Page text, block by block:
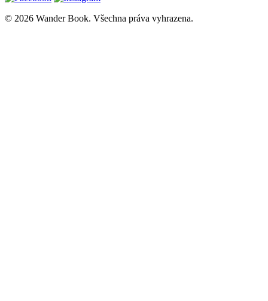
© 2026 Wander Book. Všechna práva vyhrazena.